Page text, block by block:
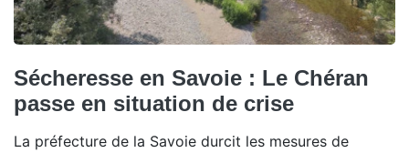
Sécheresse en Savoie : Le Chéran
passe en situation de crise
La préfecture de la Savoie durcit les mesures de